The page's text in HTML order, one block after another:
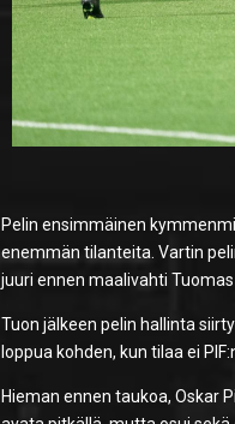
Pelin ensimmäinen
enemmän tilanteita. Vartin
juuri ennen maalivahti
Tuon jälkeen pelin hallinta
loppua kohden, kun tilaa ei
Hieman ennen taukoa, Oskar